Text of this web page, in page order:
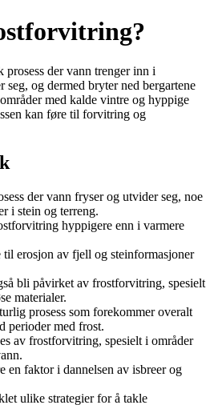
der vann trenger inn i
og dermed bryter ned bergartene
med kalde vintre og hyppige
kan føre til forvitring og
der vann fryser og utvider seg, noe
i stein og terreng.
hyppigere enn i varmere
erosjon av fjell og steinformasjoner
bli påvirket av frostforvitring, spesielt
materialer.
prosess som forekommer overalt
perioder med frost.
av frostforvitring, spesielt i områder
faktor i dannelsen av isbreer og
ulike strategier for å takle